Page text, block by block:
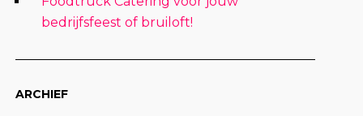
bedrijfsfeest of bruiloft!
ARCHIEF